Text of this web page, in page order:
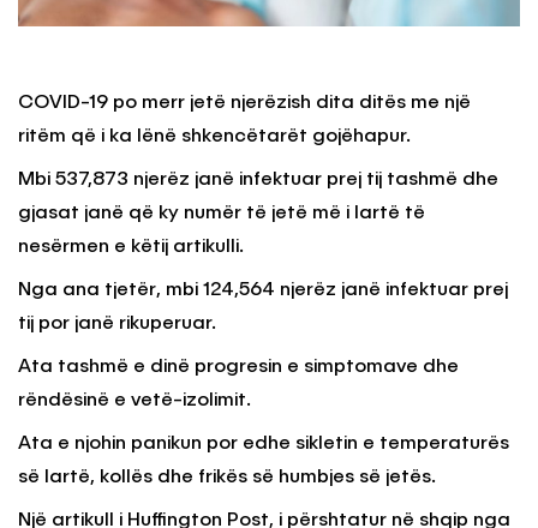
COVID-19 po merr jetë njerëzish dita ditës me një
ritëm që i ka lënë shkencëtarët gojëhapur.
Mbi 537,873 njerëz janë infektuar prej tij tashmë dhe
gjasat janë që ky numër të jetë më i lartë të
nesërmen e këtij artikulli.
Nga ana tjetër, mbi 124,564 njerëz janë infektuar prej
tij por janë rikuperuar.
Ata tashmë e dinë progresin e simptomave dhe
rëndësinë e vetë-izolimit.
Ata e njohin panikun por edhe sikletin e temperaturës
së lartë, kollës dhe frikës së humbjes së jetës.
Një artikull i Huffington Post, i përshtatur në shqip nga